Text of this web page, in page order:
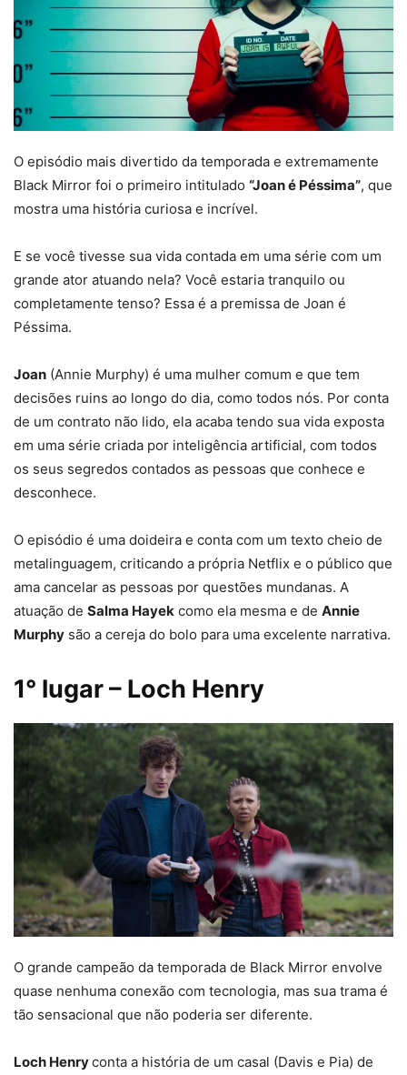
O episódio mais divertido da temporada e extremamente
Black Mirror foi o primeiro intitulado “Joan é Péssima”, que
mostra uma história curiosa e incrível.
E se você tivesse sua vida contada em uma série com um
grande ator atuando nela? Você estaria tranquilo ou
completamente tenso? Essa é a premissa de Joan é
Péssima.
Joan (Annie Murphy) é uma mulher comum e que tem
decisões ruins ao longo do dia, como todos nós. Por conta
de um contrato não lido, ela acaba tendo sua vida exposta
em uma série criada por inteligência artificial, com todos
os seus segredos contados as pessoas que conhece e
desconhece.
O episódio é uma doideira e conta com um texto cheio de
metalinguagem, criticando a própria Netflix e o público que
ama cancelar as pessoas por questões mundanas. A
atuação de Salma Hayek como ela mesma e de Annie
Murphy são a cereja do bolo para uma excelente narrativa.
1° lugar – Loch Henry
O grande campeão da temporada de Black Mirror envolve
quase nenhuma conexão com tecnologia, mas sua trama é
tão sensacional que não poderia ser diferente.
Loch Henryconta a história de um casal (Davis e Pia) de